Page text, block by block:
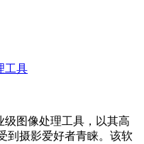
工具
图像处理工具，以其高
到摄影爱好者青睐。该软